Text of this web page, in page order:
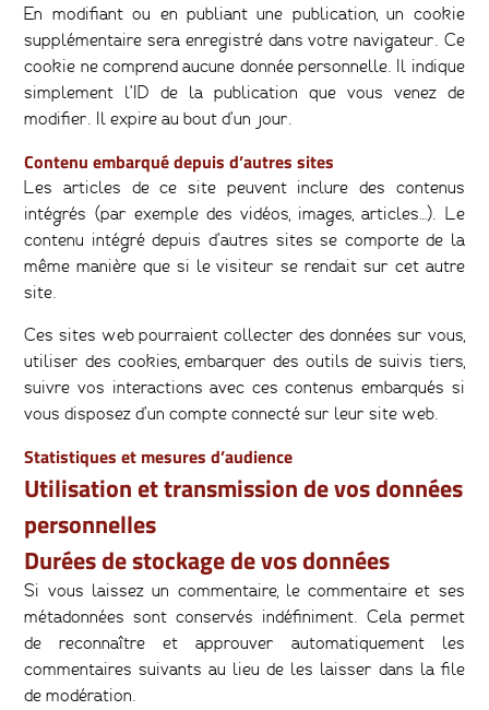
En modifiant ou en publiant une publication, un cookie
supplémentaire sera enregistré dans votre navigateur. Ce
cookie ne comprend aucune donnée personnelle. Il indique
simplement l’ID de la publication que vous venez de
modifier. Il expire au bout d’un jour.
Contenu embarqué depuis d’autres sites
Les articles de ce site peuvent inclure des contenus
intégrés (par exemple des vidéos, images, articles…). Le
contenu intégré depuis d’autres sites se comporte de la
même manière que si le visiteur se rendait sur cet autre
site.
Ces sites web pourraient collecter des données sur vous,
utiliser des cookies, embarquer des outils de suivis tiers,
suivre vos interactions avec ces contenus embarqués si
vous disposez d’un compte connecté sur leur site web.
Statistiques et mesures d’audience
Utilisation et transmission de vos données
personnelles
Durées de stockage de vos données
Si vous laissez un commentaire, le commentaire et ses
métadonnées sont conservés indéfiniment. Cela permet
de reconnaître et approuver automatiquement les
commentaires suivants au lieu de les laisser dans la file
de modération.